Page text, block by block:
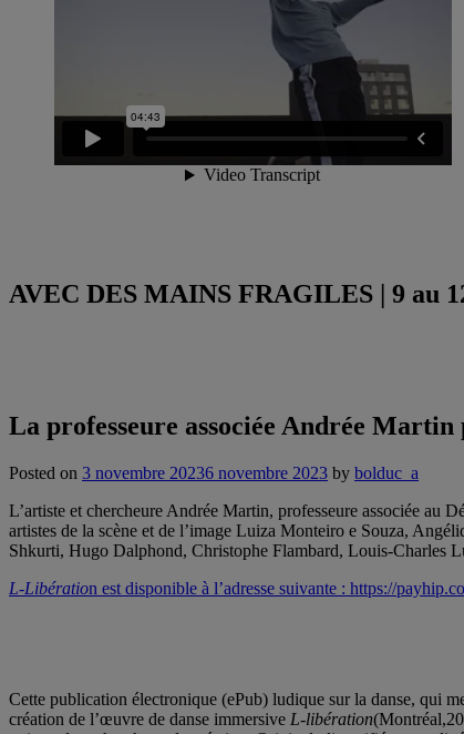
AVEC DES MAINS FRAGILES | 9 au
La professeure associée Andrée
Posted on 3 novembre 20236 novembre 2023 by bolduc_a
L’artiste et chercheure Andrée Martin, professeure associée
artistes de la scène et de l’image Luiza Monteiro e Souza,
Shkurti, Hugo Dalphond, Christophe Flambard, Louis-Charles
L-Libération est disponible à l’adresse suivante : https://
Cette publication électronique (ePub) ludique sur la danse, qui
création de l’œuvre de danse immersive L-libération